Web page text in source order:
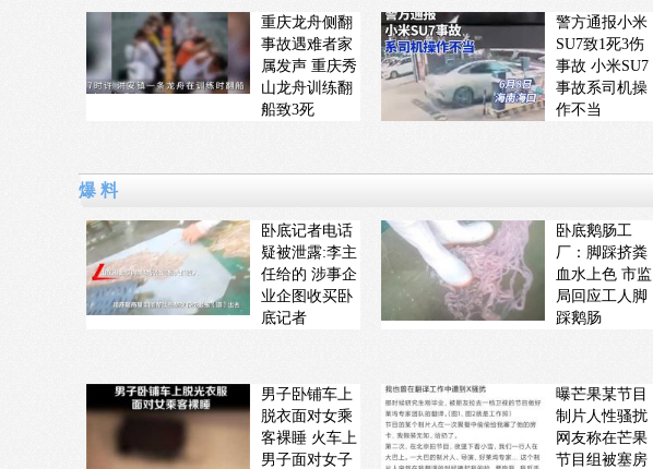
重庆龙舟侧翻
事故遇难者家
属发声 重庆秀
山龙舟训练翻
船致3死
警方通报小米
SU7致1死3伤
事故 小米SU7
事故系司机操
作不当
爆 料
卧底记者电话
疑被泄露:李主
任给的 涉事企
业企图收买卧
底记者
卧底鹅肠工
厂：脚踩挤粪
血水上色 市监
局回应工人脚
踩鹅肠
男子卧铺车上
脱衣面对女乘
客裸睡 火车上
男子面对女子
曝芒果某节目
制片人性骚扰
网友称在芒果
节目组被塞房